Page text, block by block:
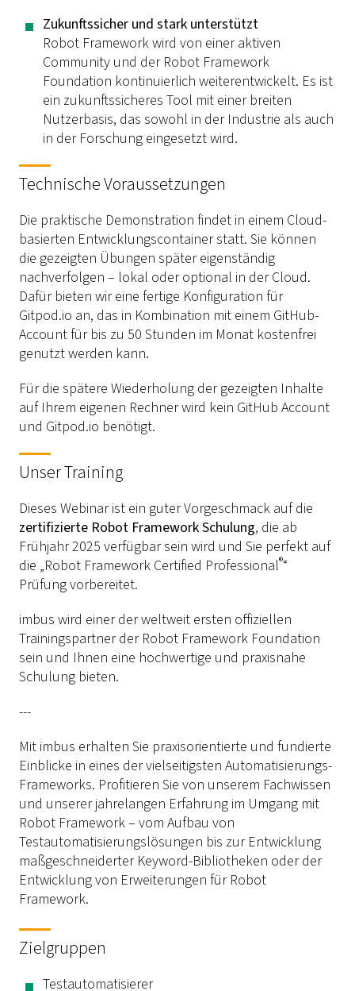
Zukunftssicher und stark unterstützt
Robot Framework wird von einer aktiven
Community und der Robot Framework
Foundation kontinuierlich weiterentwickelt. Es ist
ein zukunftssicheres Tool mit einer breiten
Nutzerbasis, das sowohl in der Industrie als auch
in der Forschung eingesetzt wird.
Technische Voraussetzungen
Die praktische Demonstration findet in einem Cloud-
basierten Entwicklungscontainer statt. Sie können
die gezeigten Übungen später eigenständig
nachverfolgen – lokal oder optional in der Cloud.
Dafür bieten wir eine fertige Konfiguration für
Gitpod.io an, das in Kombination mit einem GitHub-
Account für bis zu 50 Stunden im Monat kostenfrei
genutzt werden kann.
Für die spätere Wiederholung der gezeigten Inhalte
auf Ihrem eigenen Rechner wird kein GitHub Account
und Gitpod.io benötigt.
Unser Training
Dieses Webinar ist ein guter Vorgeschmack auf die
zertifizierte Robot Framework Schulung, die ab
Frühjahr 2025 verfügbar sein wird und Sie perfekt auf
die „Robot Framework Certified Professional®“
Prüfung vorbereitet.
imbus wird einer der weltweit ersten offiziellen
Trainingspartner der Robot Framework Foundation
sein und Ihnen eine hochwertige und praxisnahe
Schulung bieten.
---
Mit imbus erhalten Sie praxisorientierte und fundierte
Einblicke in eines der vielseitigsten Automatisierungs-
Frameworks. Profitieren Sie von unserem Fachwissen
und unserer jahrelangen Erfahrung im Umgang mit
Robot Framework – vom Aufbau von
Testautomatisierungslösungen bis zur Entwicklung
maßgeschneiderter Keyword-Bibliotheken oder der
Entwicklung von Erweiterungen für Robot
Framework.
Zielgruppen
Testautomatisierer